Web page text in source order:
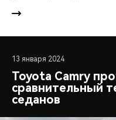
13 января 2024
Toyota Camry
сравнительный
седанов